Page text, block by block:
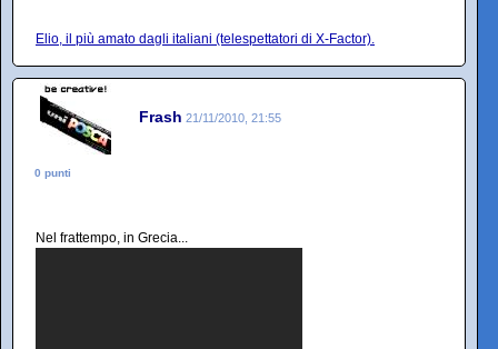
Elio, il più amato dagli italiani (telespettatori di X-Factor).
Frash 21/11/2010, 21:55
0 punti
Nel frattempo, in Grecia...